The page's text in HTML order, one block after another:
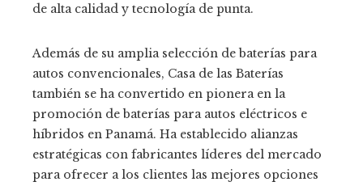
de alta calidad y tecnología de punta.
Además de su amplia selección de baterías para
autos convencionales, Casa de las Baterías
también se ha convertido en pionera en la
promoción de baterías para autos eléctricos e
híbridos en Panamá. Ha establecido alianzas
estratégicas con fabricantes líderes del mercado
para ofrecer a los clientes las mejores opciones